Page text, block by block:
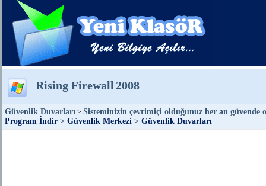
Rising Firewall 2008
Güvenlik Duvarları > Sisteminizin çevrimiçi olduğunuz her an güvende
Program İndir > Güvenlik Merkezi > Güvenlik Duvarları